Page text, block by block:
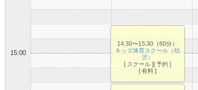
15:00
14:30〜15:30（60分）
キッズ体育スクール（幼
児）
[ スクール ][ 予約 ]
[ 有料 ]